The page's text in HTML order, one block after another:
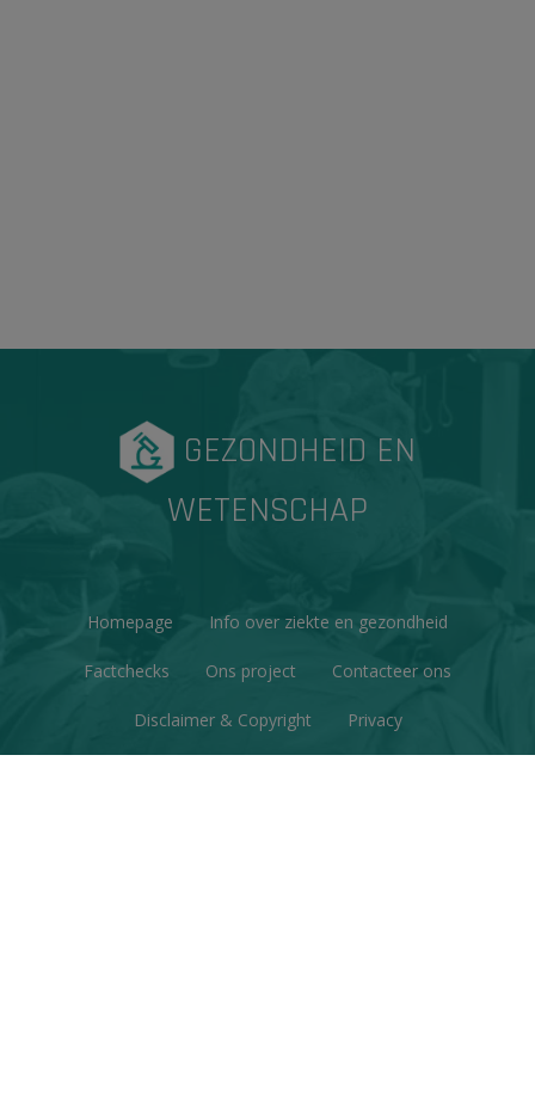
GEZONDHEID EN
WETENSCHAP
Homepage Info over ziekte en gezondheid
Factchecks Ons project Contacteer ons
Disclaimer & Copyright Privacy